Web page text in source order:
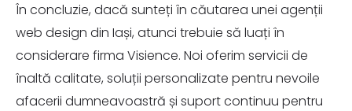
În concluzie, dacă sunteți în căutarea unei agenții
web design din Iași, atunci trebuie să luați în
considerare firma Visience. Noi oferim servicii de
înaltă calitate, soluții personalizate pentru nevoile
afacerii dumneavoastră și suport continuu pentru